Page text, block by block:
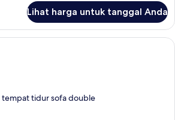
Lihat harga untuk tanggal Anda
Suite Junior | Brankas, meja kerja,
tempat tidur sofa double